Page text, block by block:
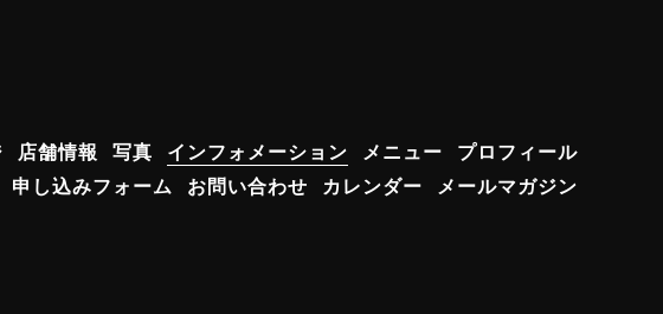
店舗情報 写真 インフォメーション メニュー プロフィール
申し込みフォーム
お問い合わせ カレンダー メールマガジン